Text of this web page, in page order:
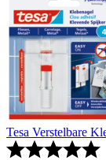
Tesa Verstelbare